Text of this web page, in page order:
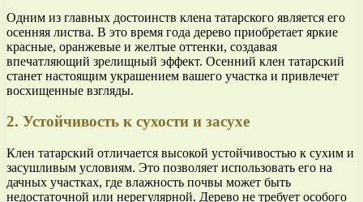
Одним из главных достоинств клена татарского является его
осенняя листва. В это время года дерево приобретает яркие
красные, оранжевые и желтые оттенки, создавая
впечатляющий зрелищный эффект. Осенний клен татарский
станет настоящим украшением вашего участка и привлечет
восхищенные взгляды.
2. Устойчивость к сухости и засухе
Клен татарский отличается высокой устойчивостью к сухим и
засушливым условиям. Это позволяет использовать его на
дачных участках, где влажность почвы может быть
недостаточной или нерегулярной. Дерево не требует особого